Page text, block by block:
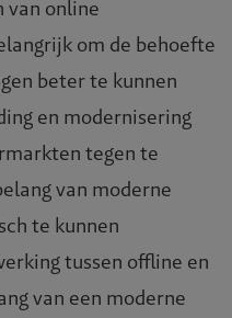
van online
om de behoefte
beter te kunnen
en modernisering
tegen te
van moderne
te kunnen
tussen offline en
van een moderne